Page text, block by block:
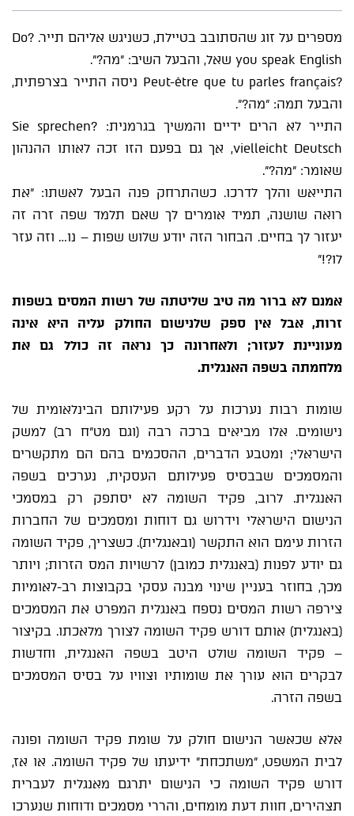
מספרים על זוג שהסתובב בטיילת, כשניגש אליהם תייר. ?Do
you speak English שאל, והבעל השיב: "מה?".
?Peut-être que tu parles français ניסה התייר בצרפתית,
והבעל תמה: "מה?".
התייר לא הרים ידיים והמשיך בגרמנית: ?Sie sprechen
vielleicht Deutsch, אך גם בפעם הזו זכה לאותו ההנהון
שאומר: "מה?".
התייאש והלך לדרכו. כשהתרחק פנה הבעל לאשתו: "את
רואה שושנה, תמיד אומרים לך שאם תלמד שפה זרה זה
יעזור לך בחיים. הבחור הזה יודע שלוש שפות – נו… וזה עזר
לו?!"
אמנם לא ברור מה טיב שליטתה של רשות המסים בשפות
זרות, אבל אין ספק שלנישום החולק עליה היא אינה
מעוניינת לעזור; ולאחרונה כך נראה זה כולל גם את
מלחמתה בשפה האנגלית.
שומות רבות נערכות על רקע פעילותם הבינלאומית של
נישומים. אלו מביאים ברכה רבה (וגם מט"ח רב) למשק
הישראלי; ומטבע הדברים, ההסכמים בהם הם מתקשרים
והמסמכים שבבסיס פעילותם העסקית, נערכים בשפה
האנגלית. לרוב, פקיד השומה לא יסתפק רק במסמכי
הנישום הישראלי וידרוש גם דוחות ומסמכים של החברות
הזרות עימם הוא התקשר (ובאנגלית). כשצריך, פקיד השומה
גם יודע לפנות (באנגלית כמובן) לרשויות המס הזרות; ויותר
מכך, בחוזר בעניין שינוי מבנה עסקי בקבוצות רב-לאומיות
צירפה רשות המסים נספח באנגלית המפרט את המסמכים
(באנגלית) אותם דורש פקיד השומה לצורך מלאכתו. בקיצור
– פקיד השומה שולט היטב בשפה האנגלית, וחדשות
לבקרים הוא עורך את שומותיו וצוויו על בסיס המסמכים
בשפה הזרה.
אלא שכאשר הנישום חולק על שומת פקיד השומה ופונה
לבית המשפט, "משתכחת" ידיעתו של פקיד השומה. או אז,
דורש פקיד השומה כי הנישום יתרגם מאנגלית לעברית
תצהירים, חוות דעת מומחים, והררי מסמכים ודוחות שנערכו